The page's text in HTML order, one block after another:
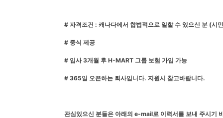
# 자격조건 : 캐나다에서 합법적으로 일할 수 있으신 분 (시
# 중식 제공
# 입사 3개월 후 H-MART 그룹 보험 가입 가능
# 365일 오픈하는 회사입니다. 지원시 참고바랍니다.
관심있으신 분들은 아래의 e-mail로 이력서를 보내 주시기